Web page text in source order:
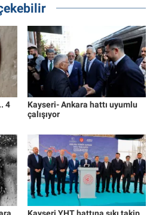
4
Kayseri- Ankara hattı uyumlu
çalışıyor